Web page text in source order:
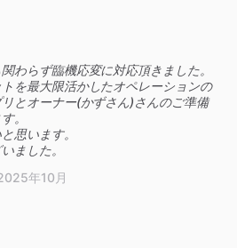
わらず臨機応変に対応頂きました。
を最大限活かしたオペレーションの
とオーナー(かずさん)さんのご準備
。
思います。
ました。
年10月